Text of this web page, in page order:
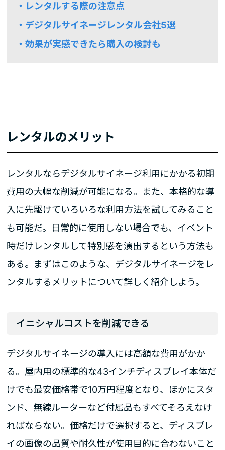
レンタルする際の注意点
デジタルサイネージレンタル会社5選
効果が実感できたら購入の検討も
レンタルのメリット
レンタルならデジタルサイネージ利用にかかる初期
費用の大幅な削減が可能になる。また、本格的な導
入に先駆けていろいろな利用方法を試してみること
も可能だ。日常的に使用しない場合でも、イベント
時だけレンタルして特別感を演出するという方法も
ある。まずはこのような、デジタルサイネージをレ
ンタルするメリットについて詳しく紹介しよう。
イニシャルコストを削減できる
デジタルサイネージの導入には高額な費用がかか
る。屋内用の標準的な43インチディスプレイ本体だ
けでも最安価格帯で10万円程度となり、ほかにスタ
ンド、無線ルーターなど付属品もすべてそろえなけ
ればならない。価格だけで選択すると、ディスプレ
イの画像の品質や耐久性が使用目的に合わないこと